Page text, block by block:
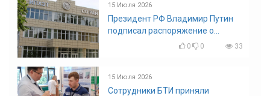
15 Июля 2026
Президент РФ Владимир Путин
подписал распоряжение о
поощрении граждан и трудовых
0 0 33
15 Июля 2026
Сотрудники БТИ приняли